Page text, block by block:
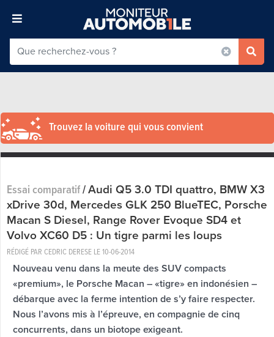
Trouvez la voiture qui vous convient
Essai comparatif/Audi Q5 3.0 TDI quattro, BMW X3
xDrive 30d, Mercedes GLK 250 BlueTEC, Porsche
Macan S Diesel, Range Rover Evoque SD4 et
Volvo XC60 D5 : Un tigre parmi les loups
RÉDIGÉ PAR CEDRIC DERESE LE10-06-2014
Nouveau venu dans la meute des SUV compacts
«premium», le Porsche Macan – «tigre» en indonésien –
débarque avec la ferme intention de s’y faire respecter.
Nous l’avons mis à l’épreuve, en compagnie de cinq
concurrents, dans un biotope exigeant.